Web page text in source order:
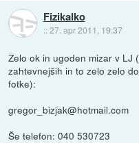
Fizikalko
::27. apr 2011, 19:37
Zelo ok in ugoden mizar v LJ
zahtevnejših in to zelo zelo
fotke):
gregor_bizjak@hotmail.com
Še telefon: 040 530723